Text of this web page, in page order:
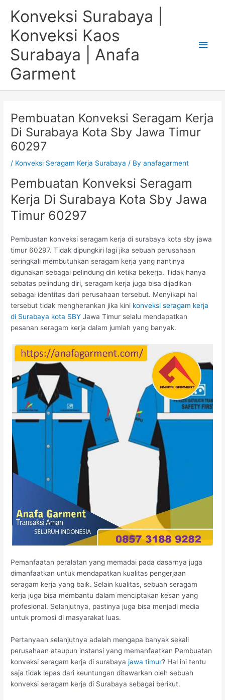
Konveksi Surabaya |
Konveksi Kaos
Surabaya | Anafa
Garment
Pembuatan Konveksi Seragam Kerja
Di Surabaya Kota Sby Jawa Timur
60297
/ Konveksi Seragam Kerja Surabaya / Byanafagarment
Pembuatan Konveksi Seragam
Kerja Di Surabaya Kota Sby Jawa
Timur 60297
Pembuatan konveksi seragam kerja di surabaya kota sby jawa
timur 60297. Tidak dipungkiri lagi jika sebuah perusahaan
seringkali membutuhkan seragam kerja yang nantinya
digunakan sebagai pelindung diri ketika bekerja. Tidak hanya
sebatas pelindung diri, seragam kerja juga bisa dijadikan
sebagai identitas dari perusahaan tersebut. Menyikapi hal
tersebut tidak mengherankan jika kini konveksi seragam kerja
di Surabaya kota SBY Jawa Timur selalu mendapatkan
pesanan seragam kerja dalam jumlah yang banyak.
Pemanfaatan peralatan yang memadai pada dasarnya juga
dimanfaatkan untuk mendapatkan kualitas pengerjaan
seragam kerja yang baik. Selain kualitas, sebuah seragam
kerja juga bisa membantu dalam menciptakan kesan yang
profesional. Selanjutnya, pastinya juga bisa menjadi media
untuk promosi di masyarakat luas.
Pertanyaan selanjutnya adalah mengapa banyak sekali
perusahaan ataupun instansi yang memanfaatkan Pembuatan
konveksi seragam kerja di surabayajawa timur? Hal ini tentu
saja tidak lepas dari keuntungan ditawarkan oleh sebuah
konveksi seragam kerja di Surabaya sebagai berikut.